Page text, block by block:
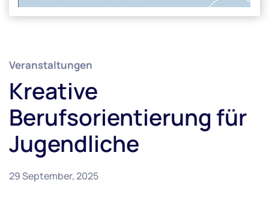
Veranstaltungen
Kreative
Berufsorientierung für
Jugendliche
29 September, 2025